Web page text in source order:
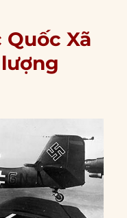
Xã